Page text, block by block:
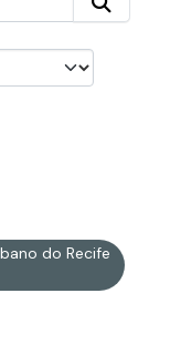
do Recife